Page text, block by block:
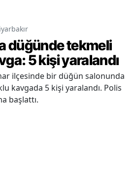
düğünde tekmeli
5 kişi yaralandı
ilçesinde bir düğün salonunda
kavgada 5 kişi yaralandı. Polis
başlattı.